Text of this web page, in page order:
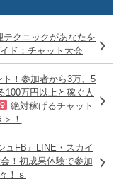
テクニックがあなたを
ド：チャット大会
ト！参加者から3万、5
100万円以上と稼ぐ人
絶対稼げるチャット
！
ュFB』LINE・スカイ
！初成果体験で参加
！ｓ